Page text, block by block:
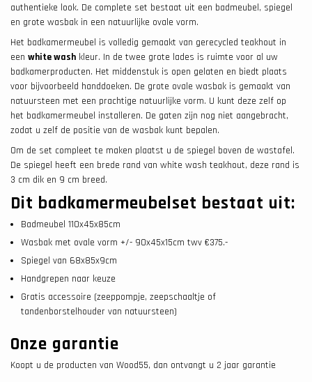
authentieke look. De complete set bestaat uit een badmeubel, spiegel
en grote wasbak in een natuurlijke ovale vorm.
Het badkamermeubel is volledig gemaakt van gerecycled teakhout in
een white wash kleur. In de twee grote lades is ruimte voor al uw
badkamerproducten. Het middenstuk is open gelaten en biedt plaats
voor bijvoorbeeld handdoeken. De grote ovale wasbak is gemaakt van
natuursteen met een prachtige natuurlijke vorm. U kunt deze zelf op
het badkamermeubel installeren. De gaten zijn nog niet aangebracht,
zodat u zelf de positie van de wasbak kunt bepalen.
Om de set compleet te maken plaatst u de spiegel boven de wastafel.
De spiegel heeft een brede rand van white wash teakhout, deze rand is
3 cm dik en 9 cm breed.
Dit badkamermeubelset bestaat uit:
Badmeubel 110x45x85cm
Wasbak met ovale vorm +/- 90x45x15cm twv €375.-
Spiegel van 68x85x9cm
Handgrepen naar keuze
Gratis accessoire (zeeppompje, zeepschaaltje of
tandenborstelhouder van natuursteen)
Onze garantie
Koopt u de producten van Wood55, dan ontvangt u 2 jaar garantie